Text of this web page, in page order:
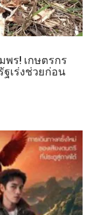
ร! เกษตรกร
เร่งช่วยก่อน